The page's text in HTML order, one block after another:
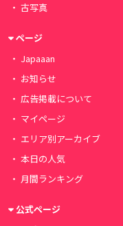
古写真
ページ
Japaaan
お知らせ
広告掲載について
マイページ
エリア別アーカイブ
本日の人気
月間ランキング
公式ページ